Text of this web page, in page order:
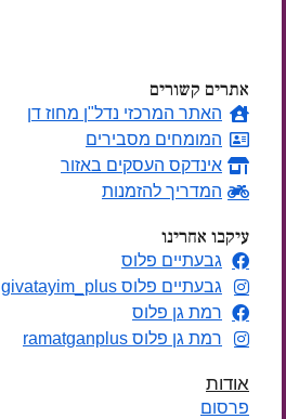
אתרים קשורים
האתר המרכזי נדל"ן מחוז דן
המומחים מסבירים
אינדקס העסקים באזור
המדריך להזמנות
עיקבו אחרינו
גבעתיים פלוס
גבעתיים פלוס givatayim_plus
רמת גן פלוס
רמת גן פלוס ramatganplus
אודות
פרסום